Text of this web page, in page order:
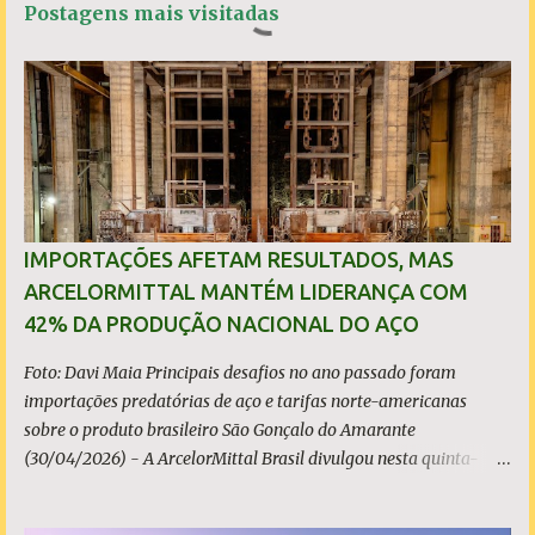
i
o
s
o
A
p
Postagens mais visitadas
IMPORTAÇÕES AFETAM RESULTADOS, MAS
ARCELORMITTAL MANTÉM LIDERANÇA COM
42% DA PRODUÇÃO NACIONAL DO AÇO
Foto: Davi Maia Principais desafios no ano passado foram
importações predatórias de aço e tarifas norte-americanas
sobre o produto brasileiro São Gonçalo do Amarante
(30/04/2026) - A ArcelorMittal Brasil divulgou nesta quinta-